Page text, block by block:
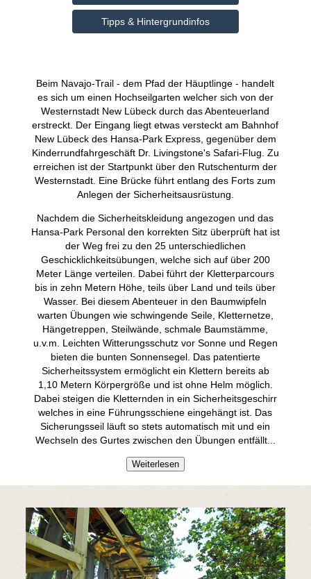
Tipps & Hintergrundinfos
Beim Navajo-Trail - dem Pfad der Häuptlinge - handelt
es sich um einen Hochseilgarten welcher sich von der
Westernstadt New Lübeck durch das Abenteuerland
erstreckt. Der Eingang liegt etwas versteckt am Bahnhof
New Lübeck des Hansa‑Park Express, gegenüber dem
Kinderrundfahrgeschäft Dr. Livingstone's Safari-Flug. Zu
erreichen ist der Startpunkt über den Rutschenturm der
Westernstadt. Eine Brücke führt entlang des Forts zum
Anlegen der Sicherheitsausrüstung.
Nachdem die Sicherheitskleidung angezogen und das
Hansa‑Park Personal den korrekten Sitz überprüft hat ist
der Weg frei zu den 25 unterschiedlichen
Geschicklichkeitsübungen, welche sich auf über 200
Meter Länge verteilen. Dabei führt der Kletterparcours
bis in zehn Metern Höhe, teils über Land und teils über
Wasser. Bei diesem Abenteuer in den Baumwipfeln
warten Übungen wie schwingende Seile, Kletternetze,
Hängetreppen, Steilwände, schmale Baumstämme,
u.v.m. Leichten Witterungsschutz vor Sonne und Regen
bieten die bunten Sonnensegel. Das patentierte
Sicherheitssystem ermöglicht ein Klettern bereits ab
1,10 Metern Körpergröße und ist ohne Helm möglich.
Dabei steigen die Kletternden in ein Sicherheitsgeschirr
welches in eine Führungsschiene eingehängt ist. Das
Sicherungsseil läuft so stets automatisch mit und ein
Wechseln des Gurtes zwischen den Übungen entfällt.
Weiterlesen